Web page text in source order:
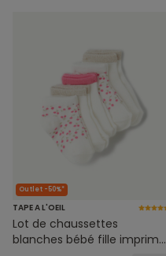
Outlet -50%*
TAPE A L'OEIL
Lot de chaussettes
blanches bébé fille imprimé